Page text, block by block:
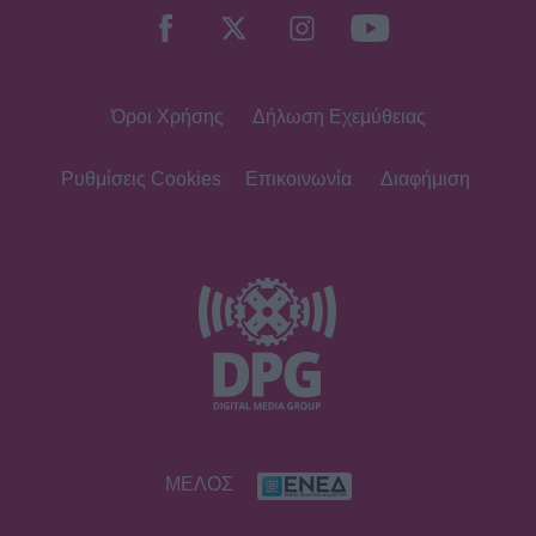
οι haters λογοτεχνικό σκουπίδι»
πρωταγωνιστούν στη νέα σατιρική
Idra Kayne: Παίρνω τον όποιο φόβο
Νταγκ και Τζούλι Πιτ: Τα αδέλφια του
Όροι Χρήσης Δήλωση Εχεμύθειας
Ρυθμίσεις Cookies Επικοινωνία Διαφήμιση
ΜΕΛΟΣ